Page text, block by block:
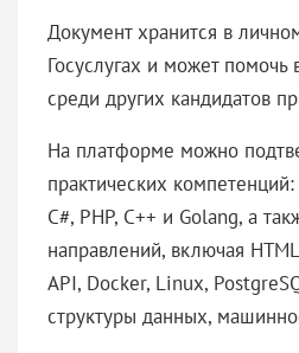
Документ хранится в
Госуслугах и может
среди других кандидатов
На платформе можно
практических
C#, PHP, C++ и Golang, а
направлений, включая
API, Docker, Linux,
структуры данных,